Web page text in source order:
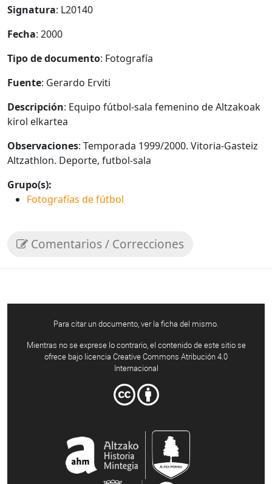
Signatura: L20140
Fecha: 2000
Tipo de documento: Fotografía
Fuente: Gerardo Erviti
Descripción: Equipo fútbol-sala femenino de Altzakoak
kirol elkartea
Observaciones: Temporada 1999/2000. Vitoria-Gasteiz
Altzathlon. Deporte, futbol-sala
Grupo(s):
Fotografías de fútbol
Comentarios / Correcciones
Para citar un documento, ver la ficha del mismo.
Mientras no se exprese lo contrario, el contenido de este sitio se
ofrece bajo licencia Creative Commons Atribución 4.0
Internacional